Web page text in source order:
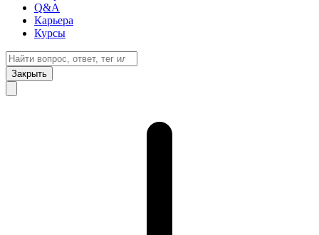
Q&A
Карьера
Курсы
Закрыть